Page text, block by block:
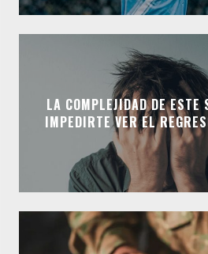
LA COMPLEJIDAD DE ESTE
IMPEDIRTE VER EL